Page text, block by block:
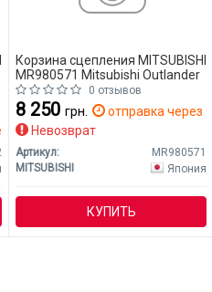
2 дн.
Корзина сцепления MITSUBISHI
MR980571 Mitsubishi Outlander
0 отзывов
8 250 грн.
отправка через
Невозврат
Артикул:
MR980571
MITSUBISHI
Япония
КУПИТЬ